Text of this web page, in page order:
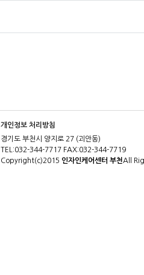
개인정보 처리방침
경기도 부천시 양지로 27 (괴안동)
TEL:032-344-7717 FAX:032-344-7719
Copyright(c)2015 인자인케어센터 부천All